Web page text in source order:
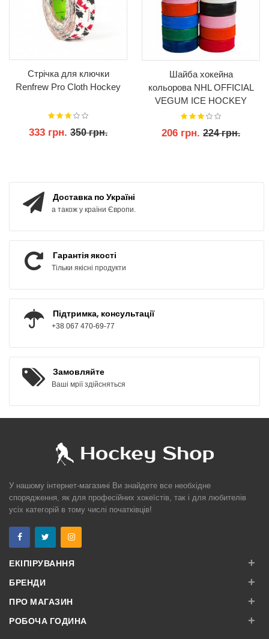
Стрічка для ключки
Renfrew Pro Cloth Hockey
333 грн. 350 грн.
Шайба хокейна
кольорова NHL OFFICIAL
VEGUM ICE HOCKEY
PUCK
206 грн. 224 грн.
Доставка по Україні
а також у країни Європи.
Гарантія якості
Тільки якісні продукти
Підтримка, консультації
+38 067 470-69-77
Замовляйте
Ваші мрії здійсняться
У нашому інтернет-магазині Ви знайдете все необхідне
спорядження, як для професійних хокеїстів, так і для любителів
усіх категорій в тому числі початківців!
ЕКІПІРУВАННЯ +
БРЕНДИ +
ПРО МАГАЗИН +
РОБОЧА ГОДИНА +